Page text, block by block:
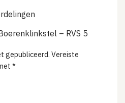
– RVS 5
gepubliceerd. Vereiste
*